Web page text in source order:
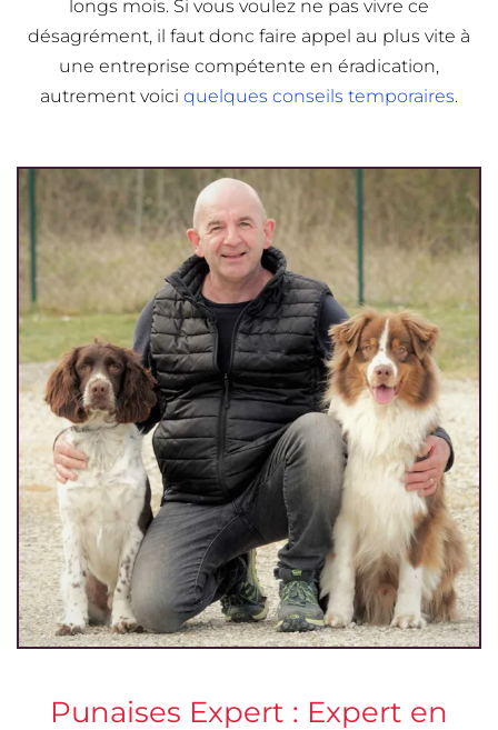
longs mois. Si vous voulez ne pas vivre ce
désagrément, il faut donc faire appel au plus vite à
une entreprise compétente en éradication,
autrement voici quelques conseils temporaires.
Punaises Expert : Expert en